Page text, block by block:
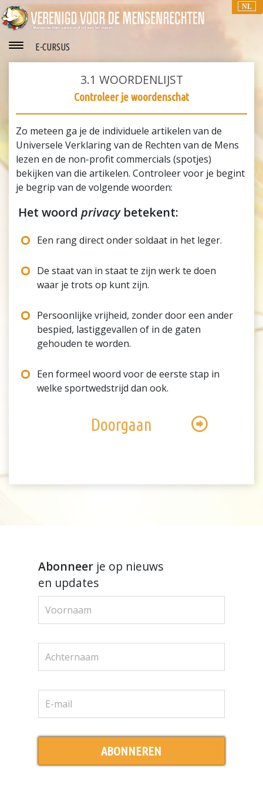
NL
E-CURSUS
3.1 WOORDENLIJST
Controleer je woordenschat
Zo meteen ga je de individuele artikelen van de
Universele Verklaring van de Rechten van de Mens
lezen en de non-profit commercials (spotjes)
bekijken van die artikelen. Controleer voor je begint
je begrip van de volgende woorden:
Het woordprivacybetekent:
Een rang direct onder soldaat in het leger.
De staat van in staat te zijn werk te doen
waar je trots op kunt zijn.
Persoonlijke vrijheid, zonder door een ander
bespied, lastiggevallen of in de gaten
gehouden te worden.
Een formeel woord voor de eerste stap in
welke sportwedstrijd dan ook.
Doorgaan
Abonneerje op nieuws
en updates
ABONNEREN